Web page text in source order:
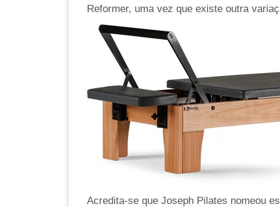
Reformer, uma vez que existe outra
Acredita-se que Joseph Pilates nomeou